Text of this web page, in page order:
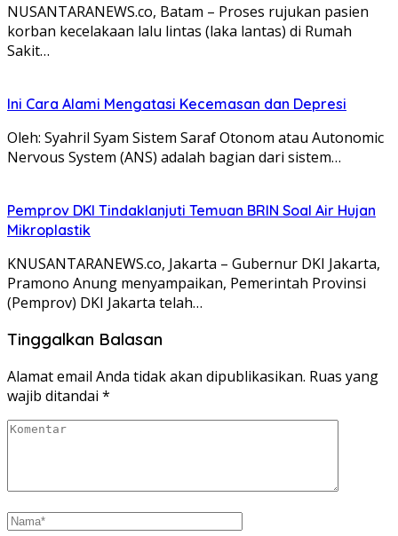
NUSANTARANEWS.co, Batam – Proses rujukan pasien
korban kecelakaan lalu lintas (laka lantas) di Rumah
Sakit…
Ini Cara Alami Mengatasi Kecemasan dan Depresi
Oleh: Syahril Syam Sistem Saraf Otonom atau Autonomic
Nervous System (ANS) adalah bagian dari sistem…
Pemprov DKI Tindaklanjuti Temuan BRIN Soal Air Hujan
Mikroplastik
KNUSANTARANEWS.co, Jakarta – Gubernur DKI Jakarta,
Pramono Anung menyampaikan, Pemerintah Provinsi
(Pemprov) DKI Jakarta telah…
Tinggalkan Balasan
Alamat email Anda tidak akan dipublikasikan. Ruas yang
wajib ditandai *